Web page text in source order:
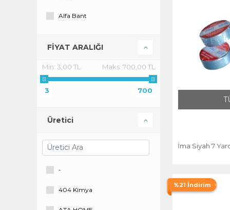
İma Siyah 7
%21 İndirim
Alfa Bant
DİYARI FIRSAT
Fixpoint
Grada
FİYAT ARALIĞI
Min: 3,00 TL Maks: 700,00 TL
3 700
Üretici
-
404 Kimya